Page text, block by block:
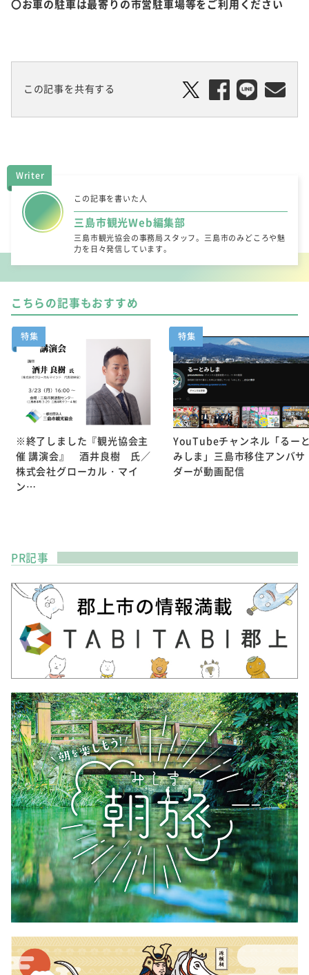
〇お車の駐車は最寄りの市営駐車場等をご利用ください
この記事を共有する
Writer
この記事を書いた人
三島市観光Web編集部
三島市観光協会の事務局スタッフ。三島市のみどころや魅
力を日々発信しています。
こちらの記事もおすすめ
特集
※終了しました『観光協会主
催 講演会』 酒井良樹 氏／
株式会社グローカル・マイ
ン…
特集
YouTubeチャンネル「るー
みしま」三島市移住アンバサ
ダーが動画配信
PR記事